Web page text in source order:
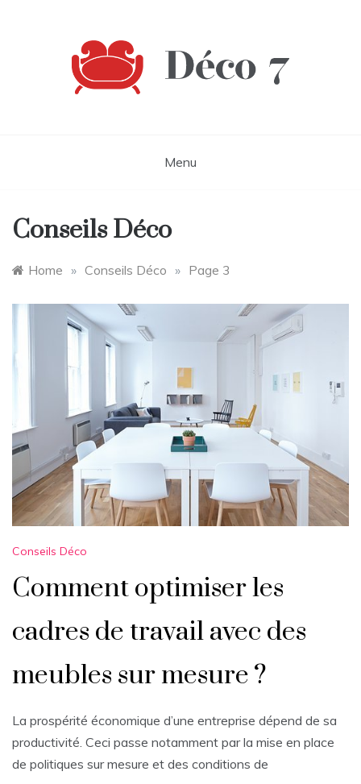
Menu
Conseils Déco
Home » Conseils Déco » Page 3
Conseils Déco
Comment optimiser les
cadres de travail avec des
meubles sur mesure ?
La prospérité économique d’une entreprise dépend de sa
productivité. Ceci passe notamment par la mise en place
de politiques sur mesure et des conditions de